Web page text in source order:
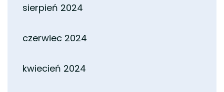
sierpień 2024
czerwiec 2024
kwiecień 2024